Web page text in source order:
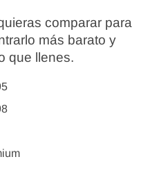
comparar para
más barato y
que llenes.